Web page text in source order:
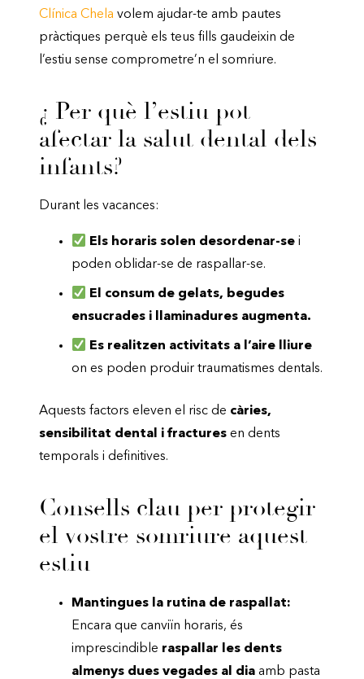
Clínica Chela volem ajudar-te amb pautes
pràctiques perquè els teus fills gaudeixin de
l’estiu sense comprometre’n el somriure.
¿ Per què l’estiu pot
afectar la salut dental dels
infants?
Durant les vacances:
Els horaris solen desordenar-se i
poden oblidar-se de raspallar-se.
El consum de gelats, begudes
ensucrades i llaminadures augmenta.
Es realitzen activitats a l’aire lliure
on es poden produir traumatismes dentals.
Aquests factors eleven el risc de càries,
sensibilitat dental i fractures en dents
temporals i definitives.
Consells clau per protegir
el vostre somriure aquest
estiu
Mantingues la rutina de raspallat:
Encara que canviïn horaris, és
imprescindible raspallar les dents
almenys dues vegades al dia amb pasta